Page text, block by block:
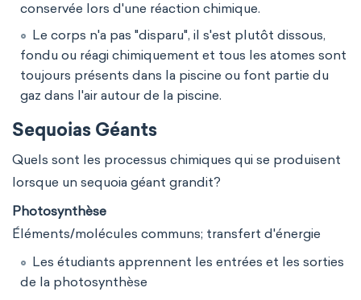
conservée lors d'une réaction chimique.
Le corps n'a pas "disparu", il s'est plutôt dissous,
fondu ou réagi chimiquement et tous les atomes sont
toujours présents dans la piscine ou font partie du
gaz dans l'air autour de la piscine.
Sequoias Géants
Quels sont les processus chimiques qui se produisent
lorsque un sequoia géant grandit?
Photosynthèse
Éléments/molécules communs; transfert d'énergie
Les étudiants apprennent les entrées et les sorties
de la photosynthèse